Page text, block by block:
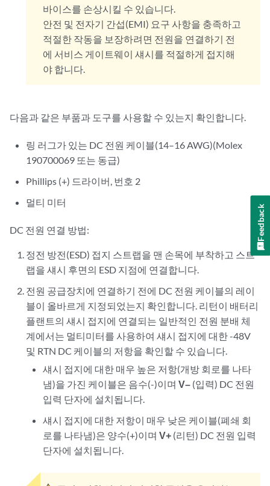
바이스를 손상시킬 수 있습니다.
안전 및 전자기 간섭(EMI) 요구 사항을 충족하고
적절한 작동을 보장하려면 전원을 연결하기 전
에 서비스 게이트웨이 섀시를 적절하게 접지해
야 합니다.
다음과 같은 부품과 도구를 사용할 수 있는지 확인합니다.
링 러그가 있는 DC 전원 케이블(14–16 AWG)(Molex
190700069 또는 동급)
Phillips (+) 드라이버, 번호 2
멀티 미터
DC 전원 연결 방법:
정전 방전(ESD) 접지 스트랩을 맨 손목에 부착하고 스트
랩을 섀시 후면의 ESD 지점에 연결합니다.
전원 공급장치에 연결하기 전에 DC 전원 케이블의 레이
블이 올바르게 지정되었는지 확인합니다. 리턴이 배터리
플랜트의 섀시 접지에 연결되는 일반적인 전원 분배 체
계에서는 멀티미터를 사용하여 섀시 접지에 대한 -48V
및 RTN DC 케이블의 저항을 확인할 수 있습니다.
섀시 접지에 대한 매우 높은 저항(개방 회로를 나타
냄)을 가진 케이블은 음수(-)이며 V–(입력) DC 전원
입력 단자에 설치됩니다.
섀시 접지에 대한 저항이 매우 낮은 케이블(폐쇄 회
로를 나타냄)은 양수(+)이며 V+(리턴) DC 전원 입력
단자에 설치됩니다.
Feedback